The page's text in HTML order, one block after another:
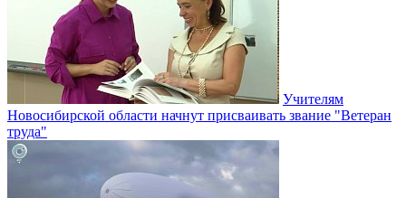
Учителям
Новосибирской области начнут присваивать звание "Ветеран
труда"